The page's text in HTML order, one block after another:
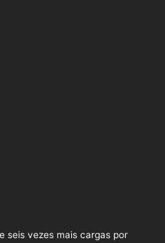
seis vezes mais cargas por